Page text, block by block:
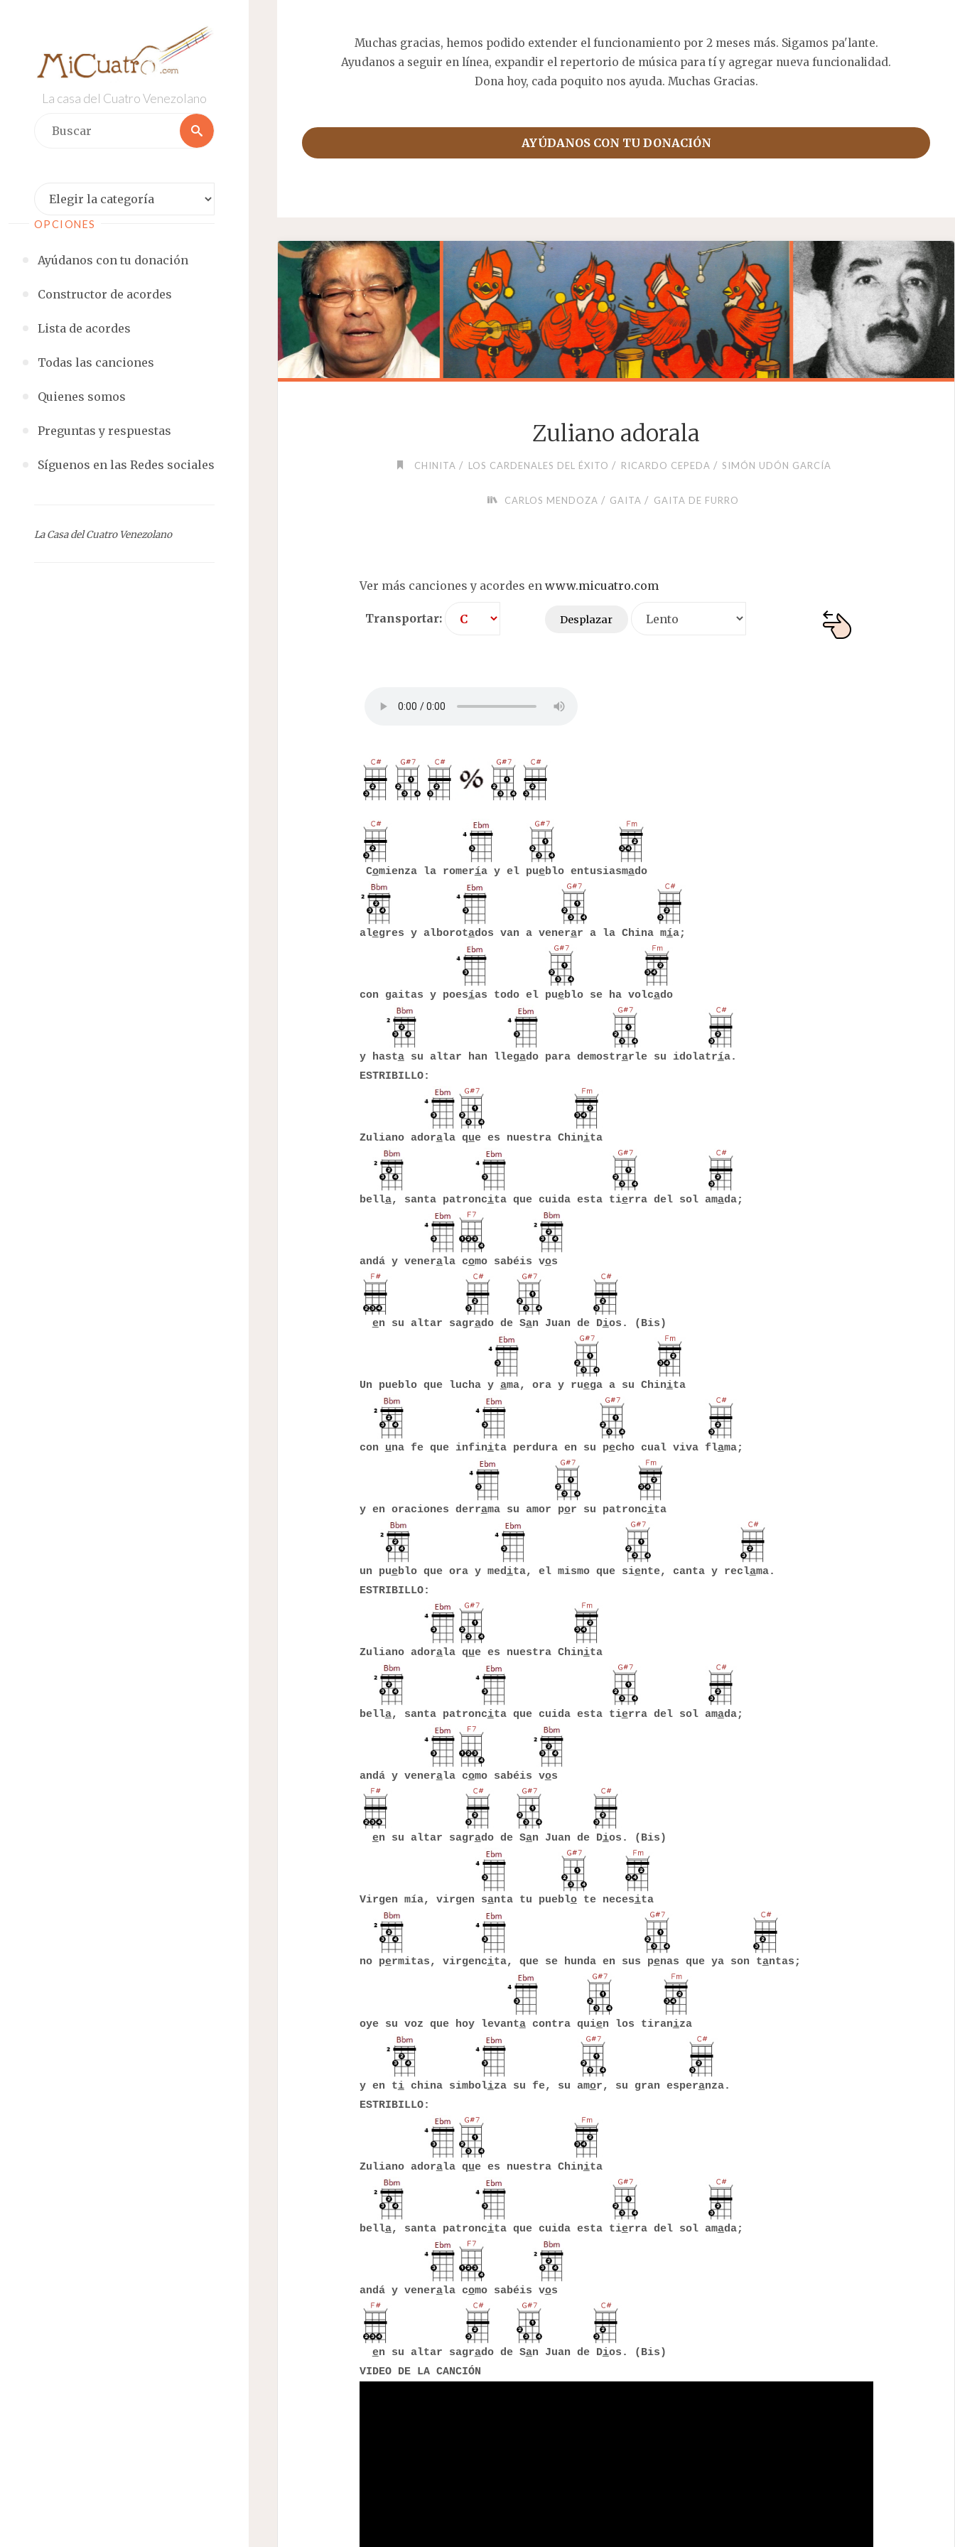
La casa del Cuatro Venezolano
Buscar
Categorías
OPCIONES
Ayúdanos con tu donación
Constructor de acordes
Lista de acordes
Todas las canciones
Quienes somos
Preguntas y respuestas
Síguenos en las Redes sociales
La Casa del Cuatro Venezolano
Muchas gracias, hemos podido extender el funcionamiento por 2 meses más. Sigamos pa'lante.
Ayudanos a seguir en línea, expandir el repertorio de música para tí y agregar nueva funcionalidad.
Dona hoy, cada poquito nos ayuda. Muchas Gracias.
AYÚDANOS CON TU DONACIÓN
Zuliano adorala
CHINITA / LOS CARDENALES DEL ÉXITO / RICARDO CEPEDA / SIMÓN UDÓN GARCÍA
CARLOS MENDOZA / GAITA / GAITA DE FURRO
Ver más canciones y acordes en www.micuatro.com
Transportar: Desplazar
Comienza la romería y el pueblo entusiasmado
alegres y alborotados van a venerar a la China mía;
con gaitas y poesías todo el pueblo se ha volcado
y hastasu altar han llegado para demostrarle su idolatría.
ESTRIBILLO:
Zuliano adorala que es nuestra Chinita
bella, santa patroncita que cuida esta tierra del sol amada;
andá y venerala como sabéis vos
en su altar sagrado de San Juan de Dios. (Bis)
Un pueblo que lucha yama, ora y ruega a su Chinita
con una fe que infinita perdura en su pecho cual viva flama;
y en oraciones derrama su amor por su patroncita
un pueblo que ora y medita, el mismo que siente, canta y reclama.
ESTRIBILLO:
Zuliano adorala que es nuestra Chinita
bella, santa patroncita que cuida esta tierra del sol amada;
andá y venerala como sabéis vos
en su altar sagrado de San Juan de Dios. (Bis)
Virgen mía, virgen santa tu pueblote necesita
no permitas, virgencita, que se hunda en sus penas que ya son tantas;
oye su voz que hoy levantacontra quien los tiraniza
y en tichina simboliza su fe, su amor, su gran esperanza.
ESTRIBILLO:
Zuliano adorala que es nuestra Chinita
bella, santa patroncita que cuida esta tierra del sol amada;
andá y venerala como sabéis vos
en su altar sagrado de San Juan de Dios. (Bis)
VIDEO DE LA CANCIÓN